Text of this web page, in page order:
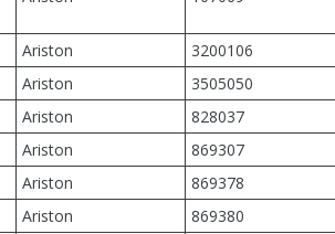
Ariston 3200106
Ariston 3505050
Ariston 828037
Ariston 869307
Ariston 869378
Ariston 869380